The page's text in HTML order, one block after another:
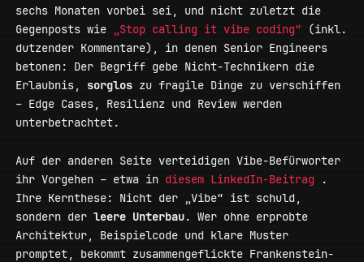
sechs Monaten vorbei sei, und nicht zuletzt die
Gegenposts wie
„Stop calling it vibe coding“ (inkl.
dutzender Kommentare), in denen Senior Engineers
betonen: Der Begriff gebe Nicht-Technikern die
Erlaubnis, sorglos zu fragile Dinge zu verschiffen
– Edge Cases, Resilienz und Review werden
unterbetrachtet.
Auf der anderen Seite verteidigen Vibe-Befürworter
ihr Vorgehen – etwa in diesem LinkedIn-Beitrag .
Ihre Kernthese: Nicht der „Vibe“ ist schuld,
sondern derleere Unterbau. Wer ohne erprobte
Architektur, Beispielcode und klare Muster
promptet, bekommt zusammengeflickte Frankenstein-